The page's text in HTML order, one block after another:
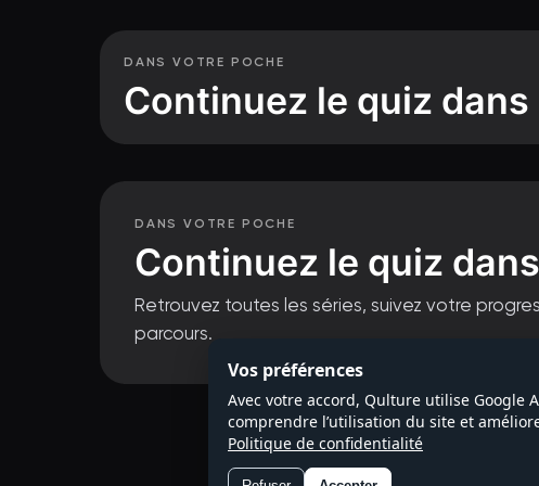
DANS VOTRE POCHE
Continuez le quiz dans
Questions de la
DANS VOTRE POCHE
Continuez le quiz
Retrouvez toutes les séries, suivez votre
parcours.
Vos préférences
Avec votre accord, Qulture utilise Google
comprendre l’utilisation du site et
Politique de confidentialité